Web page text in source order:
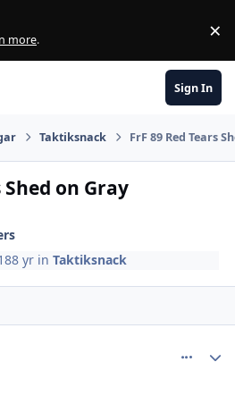
more. ×
Sign In
Taktiksnack FrF 89 Red Tears
Shed on Gray
8 yr inTaktiksnack